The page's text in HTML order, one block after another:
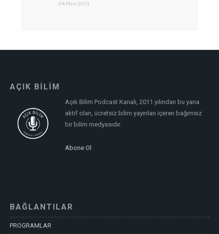
04 Mart 2013
AÇIK BİLİM
Açık Bilim Podcast Kanalı, 2011 yılından bu yana
aktif olan, ücretsiz bilim yayınları içeren bağımsız
bir bilim medyasıdır.
Abone Ol
BAĞLANTILAR
PROGRAMLAR